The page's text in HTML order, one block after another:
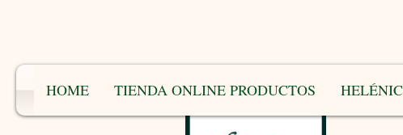
HOME TIENDA ONLINE PRODUCTOS